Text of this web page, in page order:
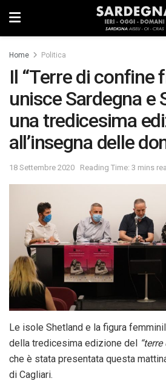
Home Politica
Il “Terre di confine
unisce Sardegna e
una tredicesima
all’insegna delle
18 Settembre 2020 Reading Time: 3 mins
Le isole Shetland e la figura
della tredicesima edizione del
che è stata presentata questa
di Cagliari.